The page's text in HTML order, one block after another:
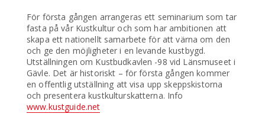
För första gången arrangeras ett seminarium som tar
fasta på vår Kustkultur och som har ambitionen att
skapa ett nationellt samarbete för att värna om den
och ge den möjligheter i en levande kustbygd.
Utställningen om Kustbudkavlen -98 vid Länsmuseet i
Gävle. Det är historiskt – för första gången kommer
en offentlig utställning att visa upp skeppskistorna
och presentera kustkulturskatterna. Info
www.kustguide.net